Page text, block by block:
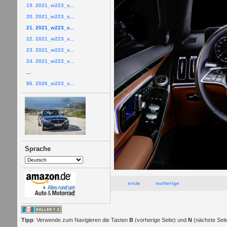
19. 2021_w223_s...
20. 2021_w223_s...
21. 2021_w223_s...
22. 2021_w223_s...
23. 2021_w223_s...
24. 2021_w223_s...
86. 2026_w223_s...
Sprache
erste vorherige
Tipp: Verwende zum Navigieren die Tasten B(vorherige Seite) und N(nächste